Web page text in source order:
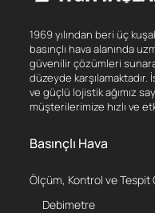
1969 yılından beri üç
basınçlı hava alanında
güvenilir çözümleri
düzeyde
ve güçlü lojistik ağımız
müşterilerimize hızlı ve
Basınçlı Hava
Ölçüm, Kontrol ve Tespit
Debimetre